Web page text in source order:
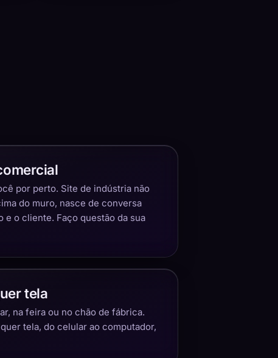
por perto. Site de indústria não
do muro, nasce de conversa
o cliente. Faço questão da sua
tela
na feira ou no chão de fábrica.
tela, do celular ao computador,